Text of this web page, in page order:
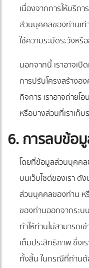
เนื่องจากการให้บริก
ส่วนบุคคลของท่านเ
ใช้ความระมัดระวังหรื
นอกจากนี้ เราอาจเ
การปรับโครงสร้างอ
กิจการ เราอาจถ่าย
หรือบางส่วนที่เราเก็
6. การลบข้อ
โดยที่ข้อมูลส่วนบุคคล
บนเว็บไซต์ของเรา ดั
ส่วนบุคคลของท่าน ห
ของท่านออกจากระบ
ทำให้ท่านไม่สามารถเ
เต็มประสิทธิภาพ ซึ่ง
ทั้งสิ้น ในกรณีที่ท่านต้